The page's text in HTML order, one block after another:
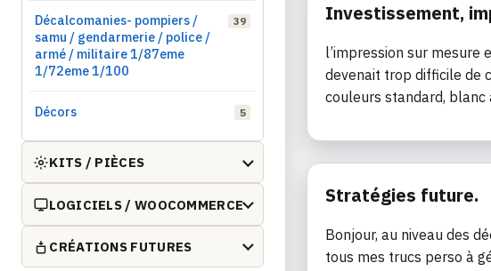
Investissement,
l’impression sur mesure
devenait trop difficile de
couleurs standard, blanc
Stratégies future.
Bonjour, au niveau des
tous mes trucs perso à
Décalcomanies- pompiers /
samu / gendarmerie / police /
armé / militaire 1/87eme
1/72eme 1/100
39
Décors 5
KITS / PIÈCES
LOGICIELS / WOOCOMMERCE
CRÉATIONS FUTURES